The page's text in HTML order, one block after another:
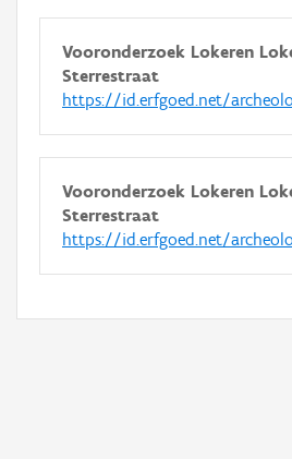
Vooronderzoek Lokeren
Sterrestraat
https://id.erfgoed.net/
Vooronderzoek Lokeren
Sterrestraat
https://id.erfgoed.net/